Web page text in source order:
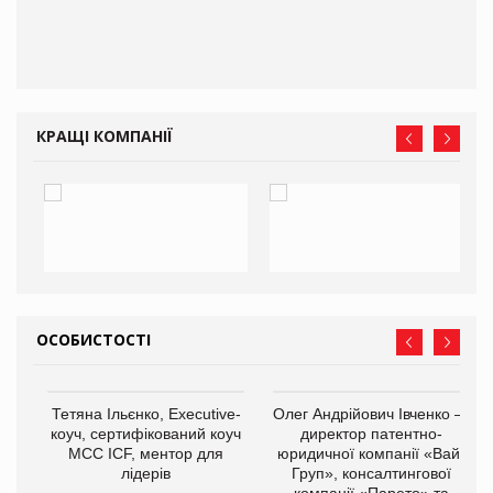
КРАЩІ КОМПАНІЇ
ОСОБИСТОСТІ
Тетяна Ільєнко, Executive-
коуч, сертифікований коуч
МСС ICF, ментор для
лідерів
Олег Андрійович Івченко —
директор патентно-
юридичної компанії «Вайз
Груп», консалтингової